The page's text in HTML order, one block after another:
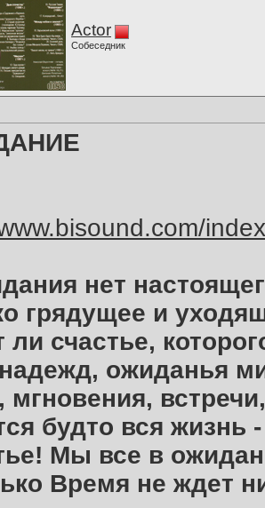
Actor
Собеседник
нет
грядущее и
ли счастье,
ожиданья
мгновения,
будто вся жизнь
Мы все в
Время не ждет